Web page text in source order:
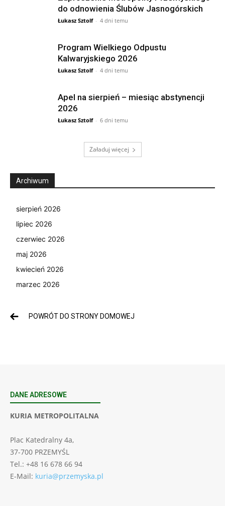
do odnowienia Ślubów Jasnogórskich
Łukasz Sztolf - 4 dni temu
Program Wielkiego Odpustu
Kalwaryjskiego 2026
Łukasz Sztolf - 4 dni temu
Apel na sierpień – miesiąc abstynencji
2026
Łukasz Sztolf - 6 dni temu
Załaduj więcej
Archiwum
sierpień 2026
lipiec 2026
czerwiec 2026
maj 2026
kwiecień 2026
marzec 2026
POWRÓT DO STRONY DOMOWEJ
DANE ADRESOWE
KURIA METROPOLITALNA
Plac Katedralny 4a,
37-700 PRZEMYŚL
Tel.: +48 16 678 66 94
E-Mail: kuria@przemyska.pl